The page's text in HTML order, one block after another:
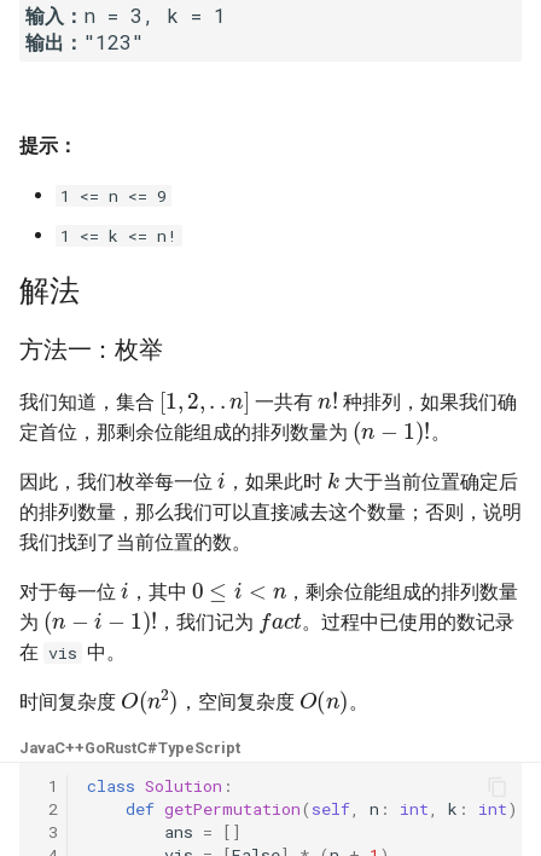
19. 正则表达式匹配
21. 调整数组顺序使奇数位于
22. 链表中倒数第 k 个节点
24. 反转链表
25. 合并两个排序的链表
26. 树的子结构
27. 二叉树的镜像
28. 对称的二叉树
29. 顺时针打印矩阵
30. 包含 min 函数的栈
31. 栈的压入、弹出序列
32.1. 从上到下打印二叉树
32.2. 从上到下打印二叉树 II
17. 含有所有字符的最短字符
18. 有效的回文
19. 最多删除一个字符得到回
文
20. 回文子字符串的个数
21. 删除链表的倒数第 n 个结
22. 链表中环的入口节点
23. 两个链表的第一个重合节
点
24. 反转链表
25. 链表中的两数相加
26. 重排链表
27. 回文链表
28. 展平多级双向链表
3.1. 三合一
3.3. 堆盘子
3.4. 化栈为队
4.2. 最小高度树
4.3. 特定深度节点链表
4.4. 检查平衡性
4.5. 合法二叉搜索树
4.9. 二叉搜索树序列
输入：
输出：
提示：
1 <= n <= 9
1 <= k <= n!
解法
方法一：枚举
我们知道，集合
[1 2 ]
一共有
n!
种排列，如果我们确
定首位，那剩余位能组成的排列数量为
(n−1)!
。
因此，我们枚举每一位 ，如果此时
大于当前位置确定后
的排列数量，那么我们可以直接减去这个数量；否则，说明
我们找到了当前位置的数。
对于每一位 ，其中
，剩余位能组成的排列数量
为
( n− −1)!
，我们记为
f ac t
。过程中已使用的数记录
在 vis 中。
时间复杂度 O( n2 ，空间复杂度
O ( n)
。
JavaC++GoRustC#TypeScript
1
2
3
class Solution :
def getPermutation( self, n : int, k : int)
ans =
[]